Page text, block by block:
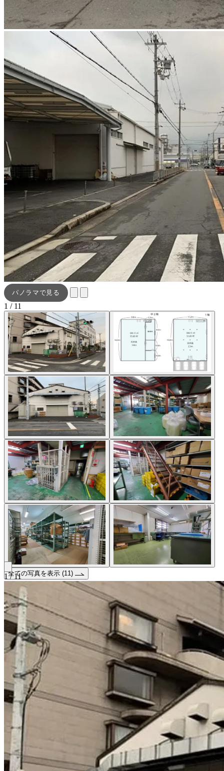
パノラマで見る
1 / 11
全ての写真を表示 (11)
1 / 11